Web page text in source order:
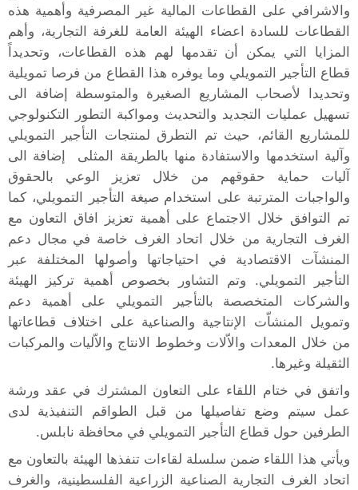
والاشرافي على القطاعات المالية غير المصرفية وأهمية هذه
القطاعات للسادة اعضاء الهيئة العامة للغرفة التجارية، وأهم
المزايا التي يمكن أن تقدمها لهم هذه القطاعات، وتحديداً
قطاع التأجير التمويلي وما يوفره هذا القطاع من فرصا تمويلية
وتحديدا لأصحاب المشاريع الصغيرة والمتوسطة إضافة الى
تسهيل عمليات التجديد والتحديث ومواكبة التطور التكنولوجي
للمشاريع القائم، حيث تم التطرق لمنتجات التأجير التمويلي
وآلية استخدمها والاستفادة منها بالطريقة المثلى
إضافة الى
آليات حماية حقوقهم من خلال تعزيز الوعي بالحقوق
والواجبات المترتبة على استخدام صيغة التأجير التمويلي، كما
تم التوافق خلال الاجتماع على أهمية تعزيز افاق التعاون مع
الغرف التجارية من خلال اتحاد الغرف خاصة في مجال دعم
المنشآت الاقتصادية في احتياجاتها وأصولها المختلفة عبر
التأجير التمويلي. وتم التشاور بخصوص أهمية تركيز الهيئة
والشركات المتخصصة بالتأجير التمويلي على أهمية دعم
وتمويل المنشاّت الإنتاجية والصناعية على اختلاف قطاعاتها
من خلال المعدات والاّلات وخطوط الانتاج والاّليات والمركبات
الثقيلة وغيرها.
واتفق في ختام اللقاء على التعاون المشترك في عقد ورشة
عمل سيتم وضع تفاصيلها من قبل الطواقم التنفيذية لدى
الطرفين حول قطاع التأجير التمويلي في محافظة نابلس.
ويأتي هذا اللقاء ضمن سلسلة لقاءات تنفذها الهيئة بالتعاون مع
اتحاد الغرف التجارية الصناعية الزراعية الفلسطينية، والغرف